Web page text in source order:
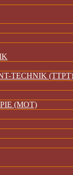
TECHNIK (TTPT)
(MOT)